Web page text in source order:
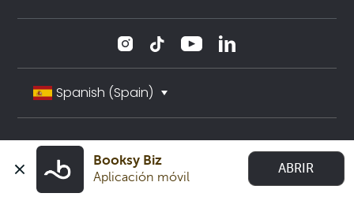
Booksy Biz
Aplicación móvil
ABRIR
Spanish (Spain)